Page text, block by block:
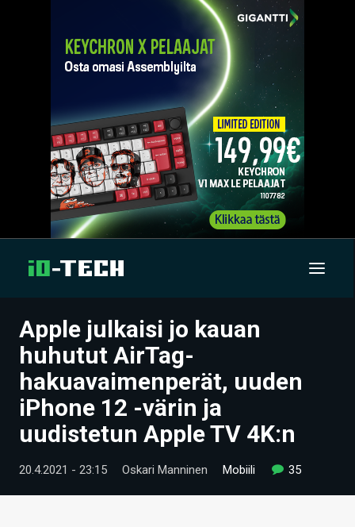
UUTISET
ARTIKKELIT
VIDEOT
TECHBBS
TIETOA
Apple julkaisi jo kauan
huhutut AirTag-
hakuavaimenperät, uuden
iPhone 12 -värin ja
uudistetun Apple TV 4K:n
20.4.2021 - 23:15 Oskari Manninen Mobiili 35